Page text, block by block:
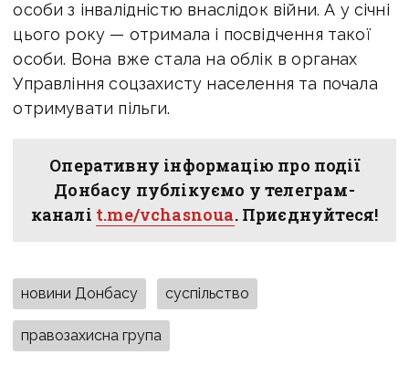
особи з інвалідністю внаслідок війни. А у січні
цього року — отримала і посвідчення такої
особи. Вона вже стала на облік в органах
Управління соцзахисту населення та почала
отримувати пільги.
Оперативну інформацію про події
Донбасу публікуємо у телеграм-
каналі t.me/vchasnoua. Приєднуйтеся!
новини Донбасу суспільство
правозахисна група